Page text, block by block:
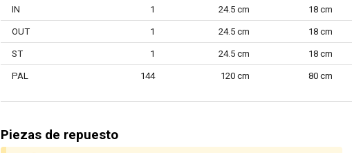
Posible código maestro
Estantería incluida
IN 1 24.5 cm 18 cm
OUT 1 24.5 cm 18 cm
ST 1 24.5 cm 18 cm
PAL 144 120 cm 80 cm
Piezas de repuesto